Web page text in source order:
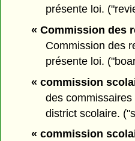
présente loi.
« Commission des
Commission des
présente loi.
« commission
des
district scolaire.
« commission